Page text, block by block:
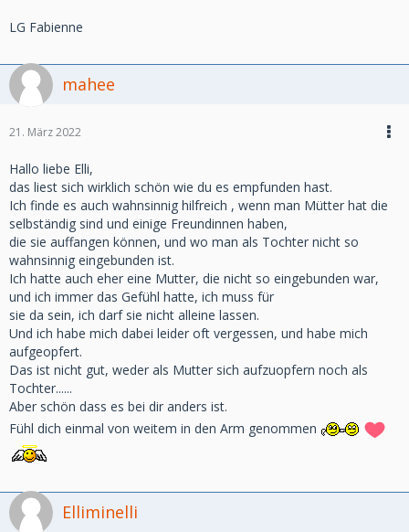
LG Fabienne
mahee
21. März 2022
Hallo liebe Elli,
das liest sich wirklich schön wie du es empfunden hast.
Ich finde es auch wahnsinnig hilfreich , wenn man Mütter hat die
selbständig sind und einige Freundinnen haben,
die sie auffangen können, und wo man als Tochter nicht so
wahnsinnig eingebunden ist.
Ich hatte auch eher eine Mutter, die nicht so eingebunden war,
und ich immer das Gefühl hatte, ich muss für
sie da sein, ich darf sie nicht alleine lassen.
Und ich habe mich dabei leider oft vergessen, und habe mich
aufgeopfert.
Das ist nicht gut, weder als Mutter sich aufzuopfern noch als
Tochter......
Aber schön dass es bei dir anders ist.
Fühl dich einmal von weitem in den Arm genommen
Elliminelli